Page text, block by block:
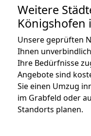
Weitere
Königshofen
Unsere geprüften
Ihnen
Ihre Bedürfnisse
Angebote sind
Sie einen Umzug
im Grabfeld oder
Standorts planen.